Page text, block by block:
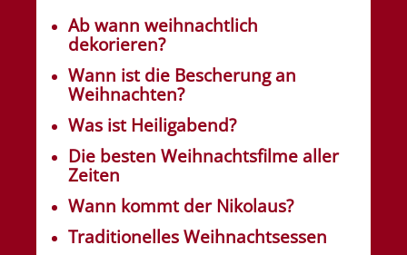
Ab wann weihnachtlich
dekorieren?
Wann ist die Bescherung an
Weihnachten?
Was ist Heiligabend?
Die besten Weihnachtsfilme aller
Zeiten
Wann kommt der Nikolaus?
Traditionelles Weihnachtsessen